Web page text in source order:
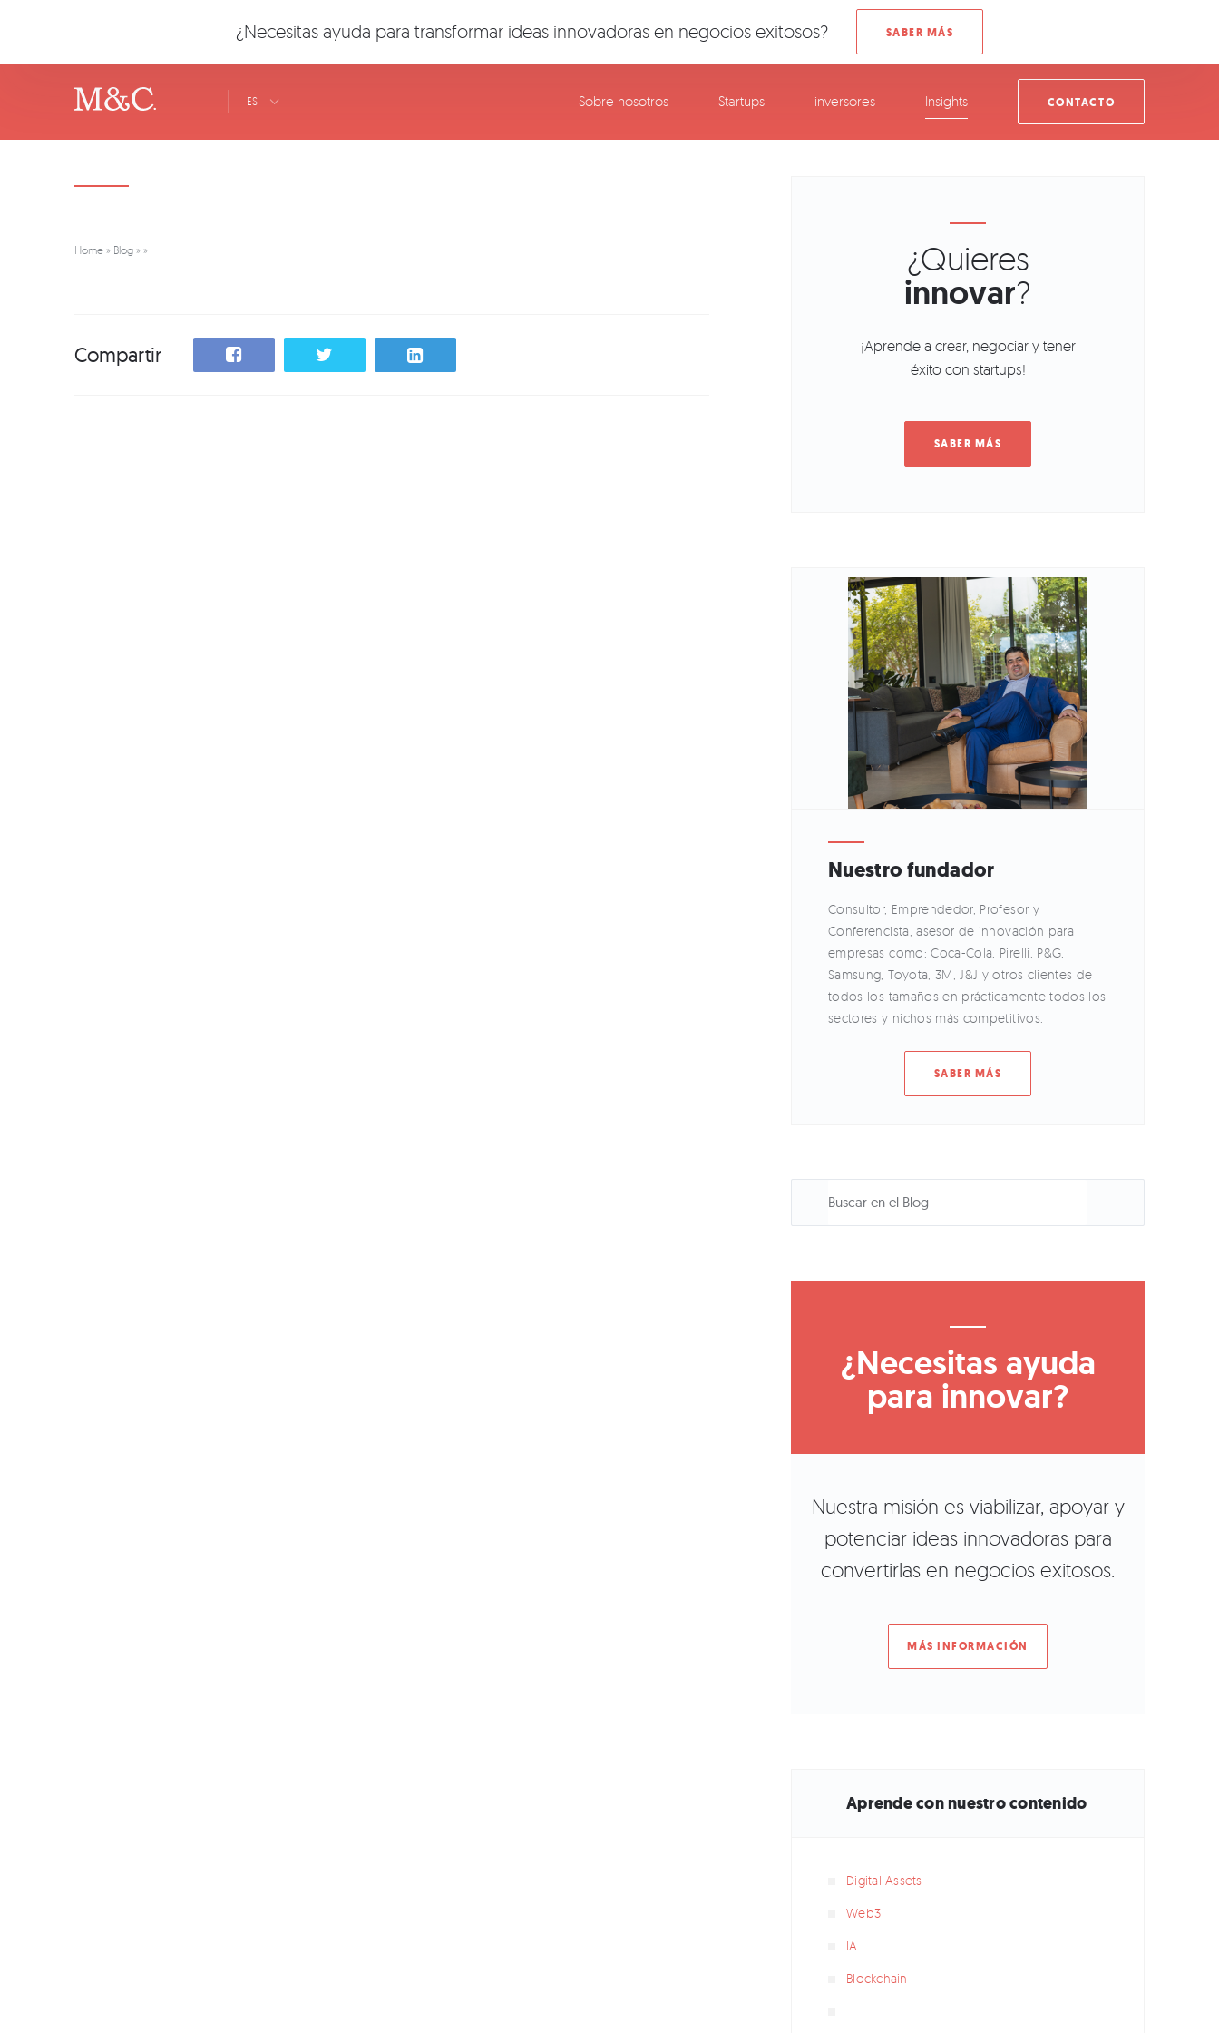
ES Sobre nosotros Startups inversores Insights CONTACTO
Home » Blog » »
Compartir
¿Quieres
innovar?
¡Aprende a crear, negociar y tener
éxito con startups!
Nuestro fundador
Consultor, Emprendedor, Profesor y
Conferencista, asesor de innovación para
empresas como: Coca-Cola, Pirelli, P&G,
Samsung, Toyota, 3M, J&J y otros clientes de
todos los tamaños en prácticamente todos los
sectores y nichos más competitivos.
SABER MÁS
¿Necesitas ayuda
para innovar?
Nuestra misión es viabilizar, apoyar y
potenciar ideas innovadoras para
convertirlas en negocios exitosos.
MÁS INFORMACIÓN
Aprende con nuestro contenido
Digital Assets
Web3
IA
Blockchain
¿Necesitas ayuda para transformar ideas innovadoras en negocios exitosos?